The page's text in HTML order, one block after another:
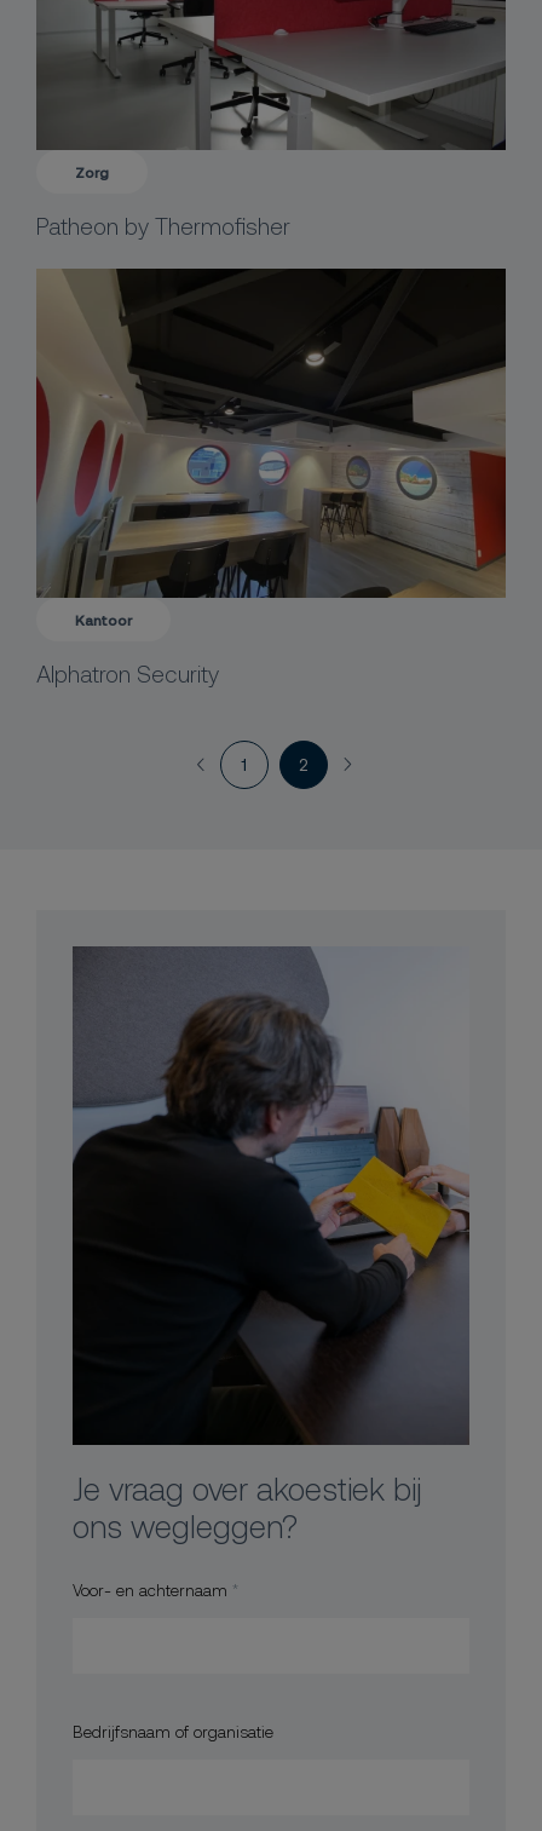
Zorg
Patheon by Thermofisher
Kantoor
Alphatron Security
1 2
Je vraag over akoestiek bij
ons wegleggen?
Voor- en achternaam
Bedrijfsnaam of organisatie